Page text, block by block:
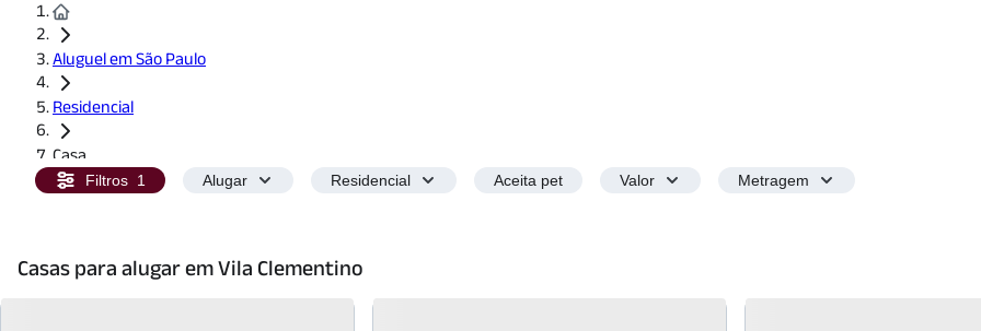
Aluguel em São Paulo
Residencial
Casa
Filtros 1 Alugar Residencial Aceita pet Valor Metragem
Casas para alugar em Vila Clementino